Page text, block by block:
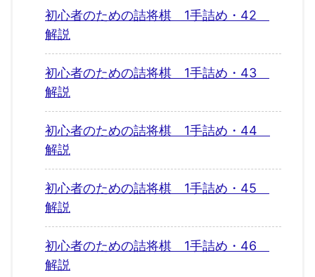
初心者のための詰将棋 1手詰め・42
解説
初心者のための詰将棋 1手詰め・43
解説
初心者のための詰将棋 1手詰め・44
解説
初心者のための詰将棋 1手詰め・45
解説
初心者のための詰将棋 1手詰め・46
解説